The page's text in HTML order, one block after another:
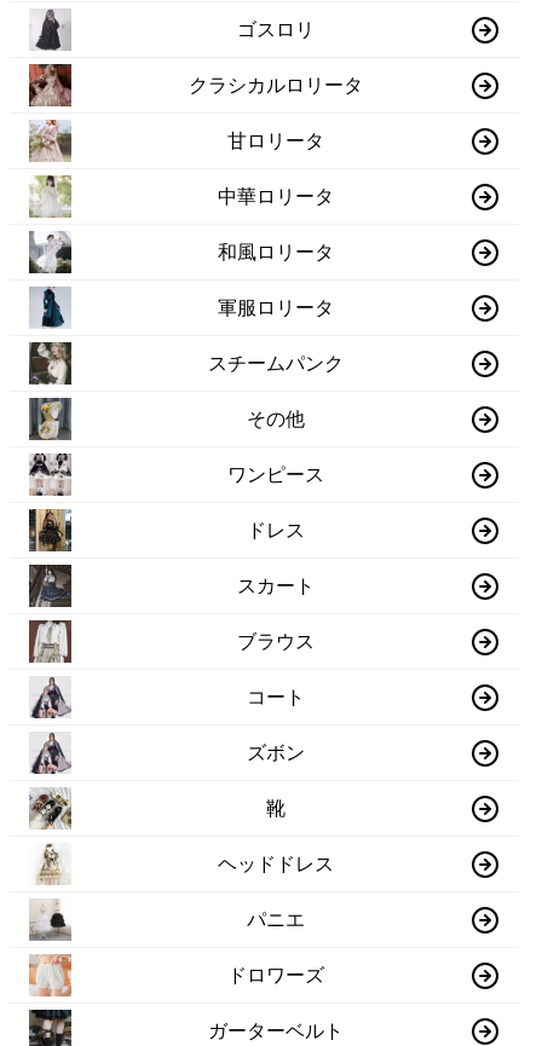
ゴスロリ
クラシカルロリータ
甘ロリータ
中華ロリータ
和風ロリータ
軍服ロリータ
スチームパンク
その他
ワンピース
ドレス
スカート
ブラウス
コート
ズボン
靴
ヘッドドレス
パニエ
ドロワーズ
ガーターベルト